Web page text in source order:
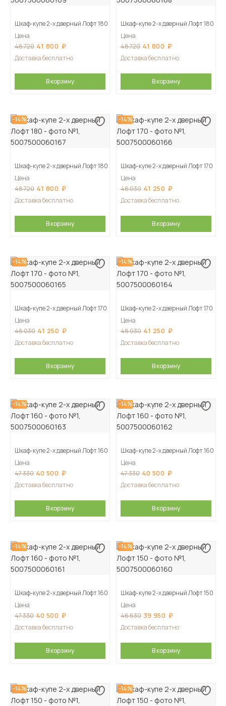
Шкаф-купе 2-х дверный Лофт 180
Цена
48 720 41 800
Доставка бесплатно
В корзину
Шкаф-купе 2-х дверный Лофт 180
Цена
48 720 41 800
Доставка бесплатно
В корзину
-14%
Шкаф-купе 2-х дверный Лофт 180
Цена
48 720 41 800
Доставка бесплатно
В корзину
-14%
Шкаф-купе 2-х дверный Лофт 170
Цена
48 030 41 250
Доставка бесплатно
В корзину
-14%
Шкаф-купе 2-х дверный Лофт 170
Цена
48 030 41 250
Доставка бесплатно
В корзину
-14%
Шкаф-купе 2-х дверный Лофт 170
Цена
48 030 41 250
Доставка бесплатно
В корзину
-14%
Шкаф-купе 2-х дверный Лофт 160
Цена
47 330 40 500
Доставка бесплатно
В корзину
-14%
Шкаф-купе 2-х дверный Лофт 160
Цена
47 330 40 500
Доставка бесплатно
В корзину
-14%
Шкаф-купе 2-х дверный Лофт 160
Цена
47 330 40 500
Доставка бесплатно
В корзину
-14%
Шкаф-купе 2-х дверный Лофт 150
Цена
46 630 39 950
Доставка бесплатно
В корзину
-14% -14%